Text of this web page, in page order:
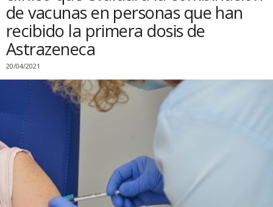
de vacunas en personas que han
recibido la primera dosis de
Astrazeneca
20/04/2021